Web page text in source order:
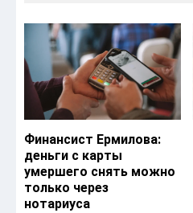
Финансист Ермилова:
деньги с карты
умершего снять можно
только через
нотариуса